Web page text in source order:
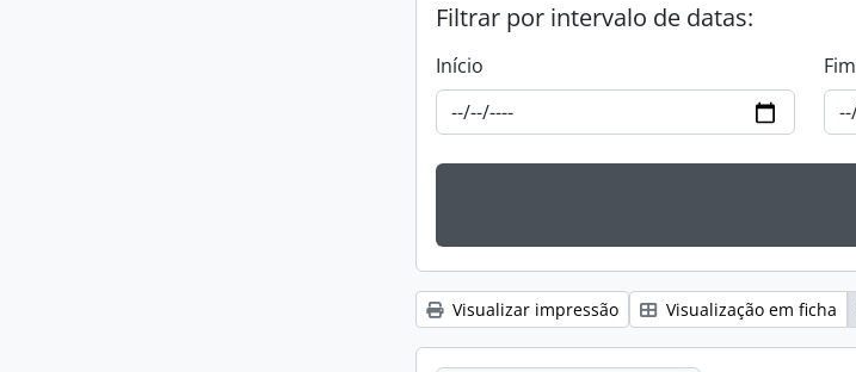
Filtrar por intervalo de datas:
Início Fim
Visualizar impressão Visualização em ficha